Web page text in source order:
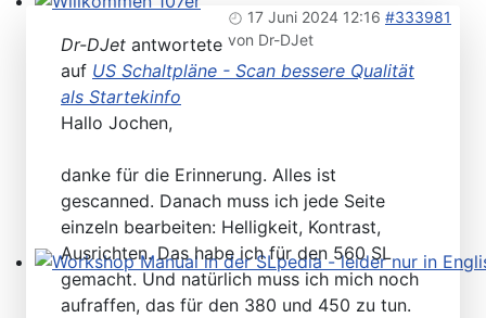
Workshop Manual in der SLpedia - leider nur in
17 Juni 2024 12:16 #333981
von Dr-DJet
Dr-DJet antwortete
auf US Schaltpläne - Scan bessere Qualität
als Startekinfo
Hallo Jochen,
danke für die Erinnerung. Alles ist
gescanned. Danach muss ich jede Seite
einzeln bearbeiten: Helligkeit, Kontrast,
Ausrichten. Das habe ich für den 560 SL
gemacht. Und natürlich muss ich mich noch
aufraffen, das für den 380 und 450 zu tun.